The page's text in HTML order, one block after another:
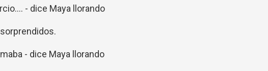
- dice Maya llorando
- dice Maya llorando